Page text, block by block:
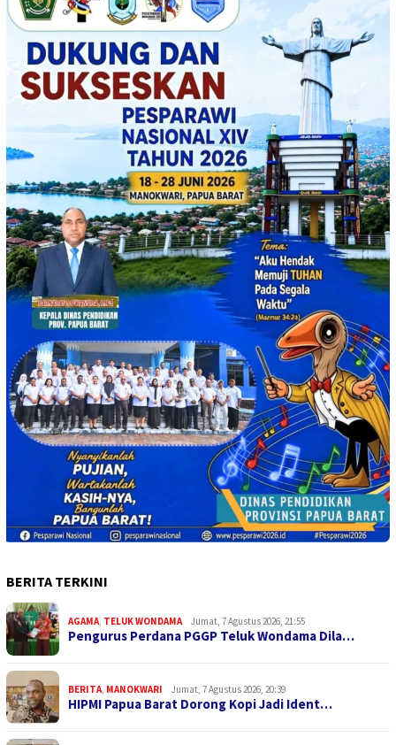
BERITA TERKINI
AGAMA TELUK WONDAMA Jumat, 7 Agustus 2026, 21:55
Pengurus Perdana PGGP Teluk Wondama Dila…
BERITA MANOKWARI Jumat, 7 Agustus 2026, 20:39
HIPMI Papua Barat Dorong Kopi Jadi Ident…